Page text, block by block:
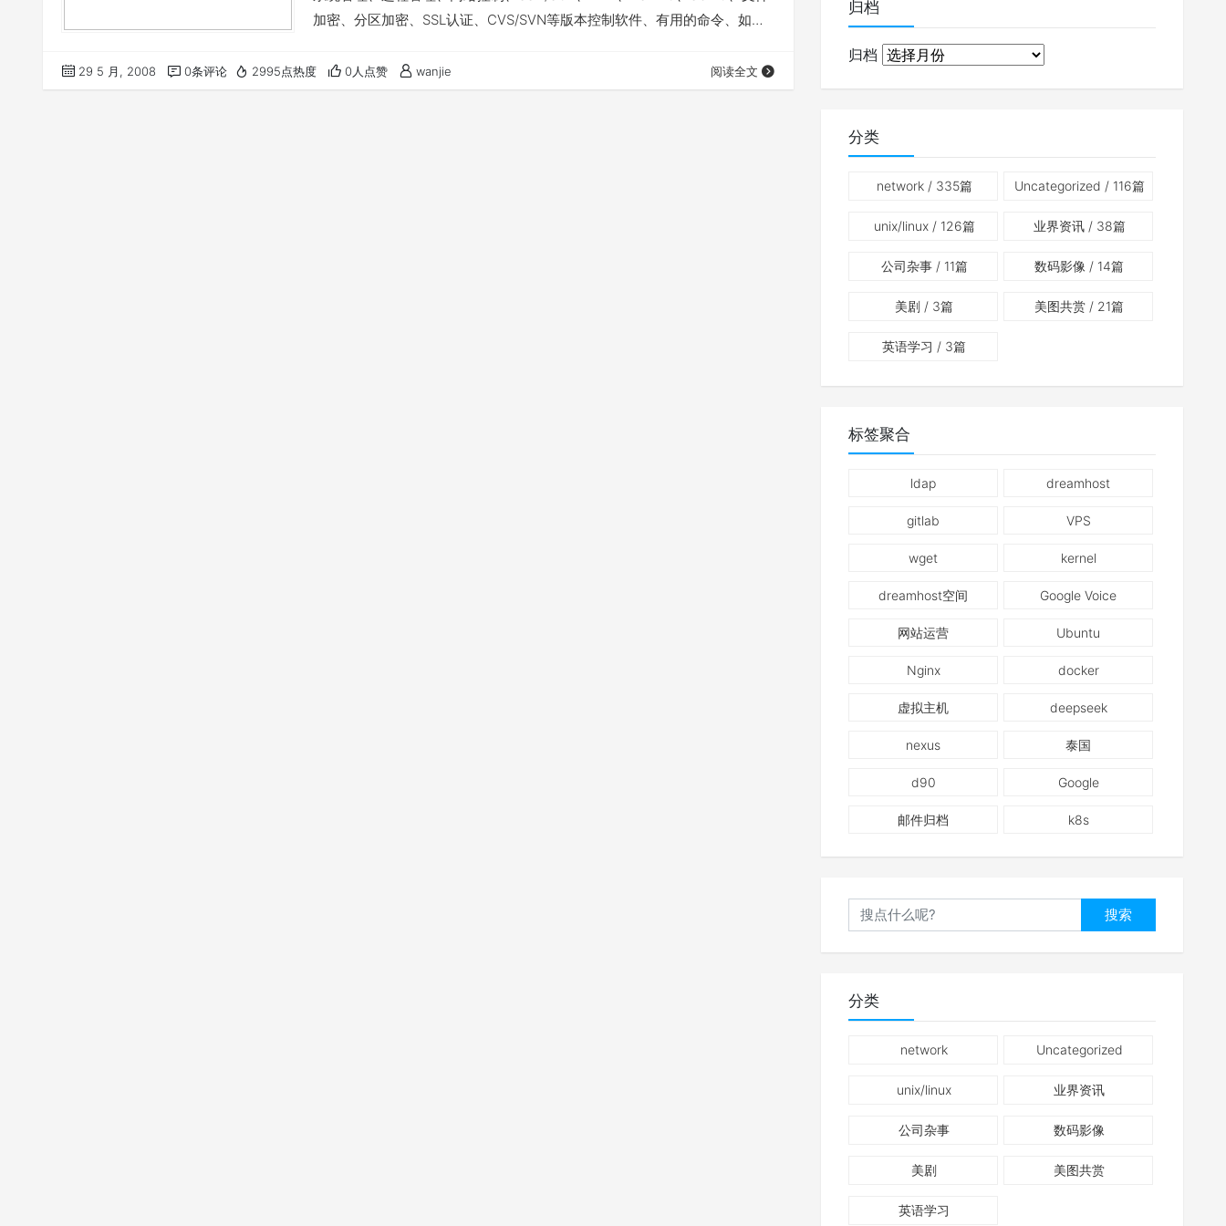
加密、分区加密、SSL认证、CVS/SVN等版本控制软件、有用的命令、如何
本语言、编程命令、网上帮助等章节。实在是太全面了！ 有兴趣的人可以到
http://www.w…
29 5 月, 2008 0条评论 2995点热度 0人点赞 wanjie 阅读全文
归档
归档
分类
network/ 335篇 Uncategorized / 116篇
unix/linux/ 126篇 业界资讯/ 38篇
公司杂事/ 11篇 数码影像 / 14篇
美剧 / 3篇 美图共赏 / 21篇
英语学习 / 3篇
标签聚合
ldap dreamhost
gitlab VPS
wget kernel
dreamhost空间 Google Voice
网站运营 Ubuntu
Nginx docker
虚拟主机 deepseek
nexus 泰国
d90 Google
邮件归档 k8s
搜索
分类
network Uncategorized
unix/linux 业界资讯
公司杂事 数码影像
美剧 美图共赏
英语学习